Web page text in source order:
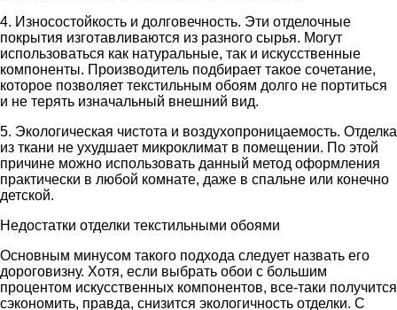
4. Износостойкость и долговечность. Эти отделочные
покрытия изготавливаются из разного сырья. Могут
использоваться как натуральные, так и искусственные
компоненты. Производитель подбирает такое сочетание,
которое позволяет текстильным обоям долго не портиться
и не терять изначальный внешний вид.
5. Экологическая чистота и воздухопроницаемость. Отделка
из ткани не ухудшает микроклимат в помещении. По этой
причине можно использовать данный метод оформления
практически в любой комнате, даже в спальне или конечно
детской.
Недостатки отделки текстильными обоями
Основным минусом такого подхода следует назвать его
дороговизну. Хотя, если выбрать обои с большим
процентом искусственных компонентов, все-таки получится
сэкономить, правда, снизится экологичность отделки. С